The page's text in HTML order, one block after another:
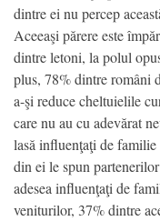
dintre ei nu percep
Aceeaşi părere este
dintre letoni, la polul
plus, 78% dintre români
a-şi reduce cheltuielile
care nu au cu adevărat
lasă influenţaţi de
din ei le spun
adesea influenţaţi de
veniturilor, 37% dintre